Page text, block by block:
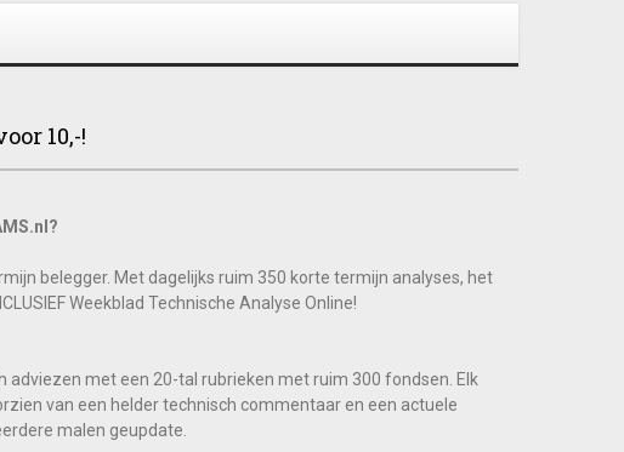
10,-!
belegger. Met dagelijks ruim 350 korte termijn analyses, het
Weekblad Technische Analyse Online!
adviezen met een 20-tal rubrieken met ruim 300 fondsen. Elk
van een helder technisch commentaar en een actuele
malen geupdate.